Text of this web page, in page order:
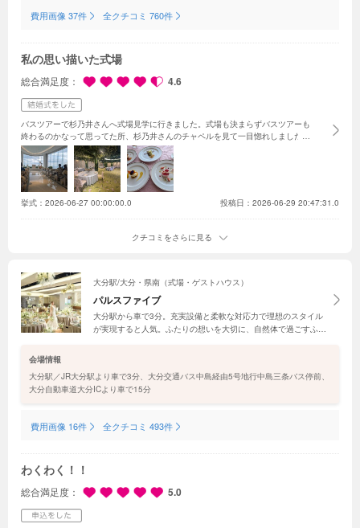
費用画像 37件 全クチコミ 760件
私の思い描いた式場
総合満足度 4.6
バスツアーで杉乃井さんへ式場見学に行きました。式場も決まらずバスツアーも
終わるのかなって思ってた所、杉乃井さんのチャペルを見て一目惚れしました。
チャペルは最初オーロラで、カーテンが開いた時の景色の良さに感動しました。
バージンロードも短く、私は少人数の結婚式だったので特に席が空いてるような
感じもせずで良かったなって思います。披露宴会場も一目惚れした、スイートテ
ラス。友達も見た事ない、会場がオシャレと評判が良かったです。
挙式： 2026-06-27 00:00:00.0 投稿日：2026-06-29 20:47:31.0
クチコミをさらに見る
大分駅/大分・県南（式場・ゲストハウス）
パルスファイブ
大分駅から車で3分。充実設備と柔軟な対応力で理想のスタイル
が実現すると人気。ふたりの想いを大切に、自然体で過ごすふた
会場情報
大分駅／JR大分駅より車で3分、大分交通バス中島経由5号地行中島三条バス停前、
大分自動車道大分ICより車で15分
費用画像 16件 全クチコミ 493件
わくわく！！
総合満足度 5.0